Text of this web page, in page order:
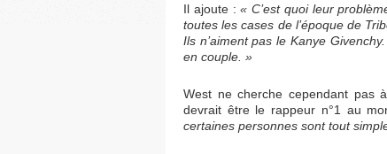
Il ajoute :« C’est quoi leur
toutes les cases de l’époque de
Ils n’aiment pas le Kanye
en couple. »
West ne cherche cependant pas
devrait être le rappeur n°1 au
certaines personnes sont tout